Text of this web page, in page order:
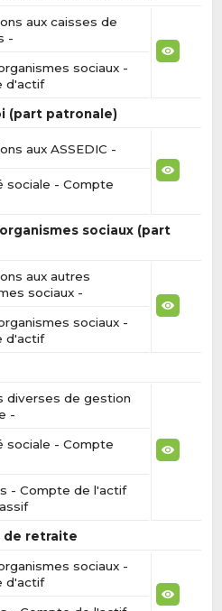
aux caisses de
-
sociaux -
d'actif
(part patronale)
aux ASSEDIC -
sociale - Compte
sociaux (part
aux autres
sociaux -
sociaux -
d'actif
diverses de gestion
-
sociale - Compte
- Compte de l'actif
de retraite
sociaux -
d'actif